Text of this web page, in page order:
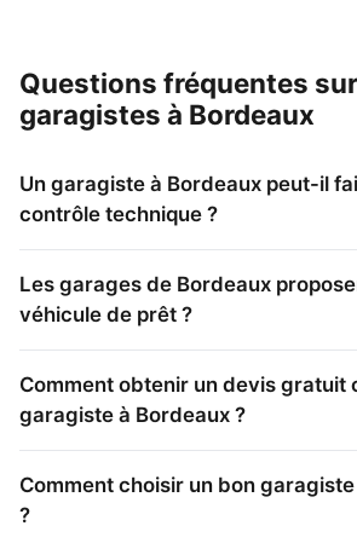
Questions fréquentes
garagistes à Bordeaux
Un garagiste à Bordeaux peut-il
contrôle technique ?
Les garages de Bordeaux
véhicule de prêt ?
Comment obtenir un devis gratuit
garagiste à Bordeaux ?
Comment choisir un bon
?